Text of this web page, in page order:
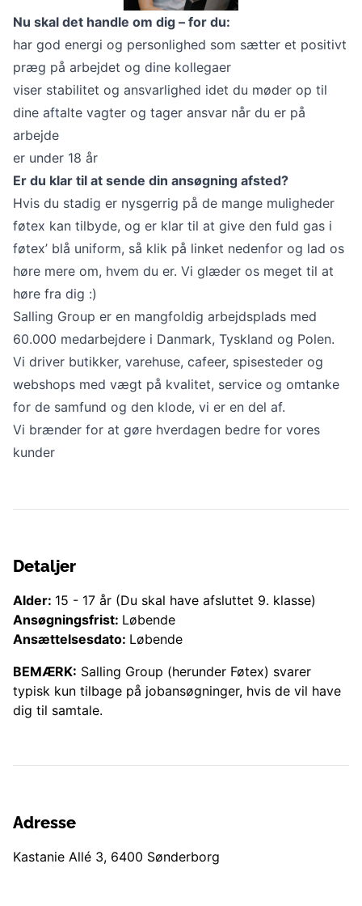
Nu skal det handle om dig – for du:
har god energi og personlighed som sætter et positivt
præg på arbejdet og dine kollegaer
viser stabilitet og ansvarlighed idet du møder op til
dine aftalte vagter og tager ansvar når du er på
arbejde
er under 18 år
Er du klar til at sende din ansøgning afsted?
Hvis du stadig er nysgerrig på de mange muligheder
føtex kan tilbyde, og er klar til at give den fuld gas i
føtex’ blå uniform, så klik på linket nedenfor og lad os
høre mere om, hvem du er. Vi glæder os meget til at
høre fra dig :)
Salling Group er en mangfoldig arbejdsplads med
60.000 medarbejdere i Danmark, Tyskland og Polen.
Vi driver butikker, varehuse, cafeer, spisesteder og
webshops med vægt på kvalitet, service og omtanke
for de samfund og den klode, vi er en del af.
Vi brænder for at gøre hverdagen bedre for vores
kunder
Detaljer
Alder: 15 - 17 år (Du skal have afsluttet 9. klasse)
Ansøgningsfrist: Løbende
Ansættelsesdato: Løbende
BEMÆRK: Salling Group (herunder Føtex) svarer
typisk kun tilbage på jobansøgninger, hvis de vil have
dig til samtale.
Adresse
Kastanie Allé 3, 6400 Sønderborg